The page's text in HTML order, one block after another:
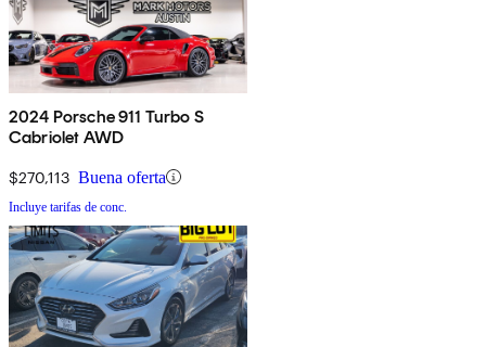
2024 Porsche 911 Turbo S
Cabriolet AWD
$270,113 Buena oferta
Incluye tarifas de conc.